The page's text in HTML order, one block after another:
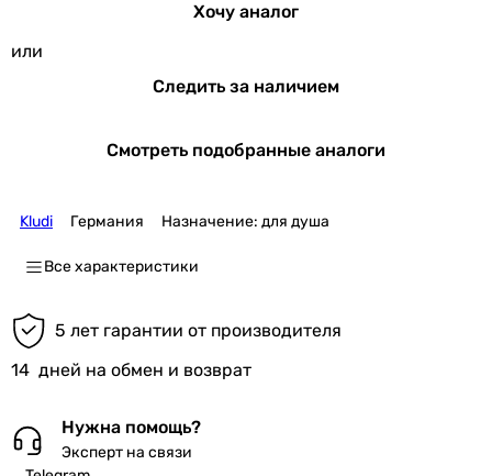
Хочу аналог
или
Следить за наличием
Смотреть подобранные аналоги
Kludi Германия Назначение: для душа
Все характеристики
5 лет гарантии от производителя
14 дней на обмен и возврат
Нужна помощь?
Эксперт на связи